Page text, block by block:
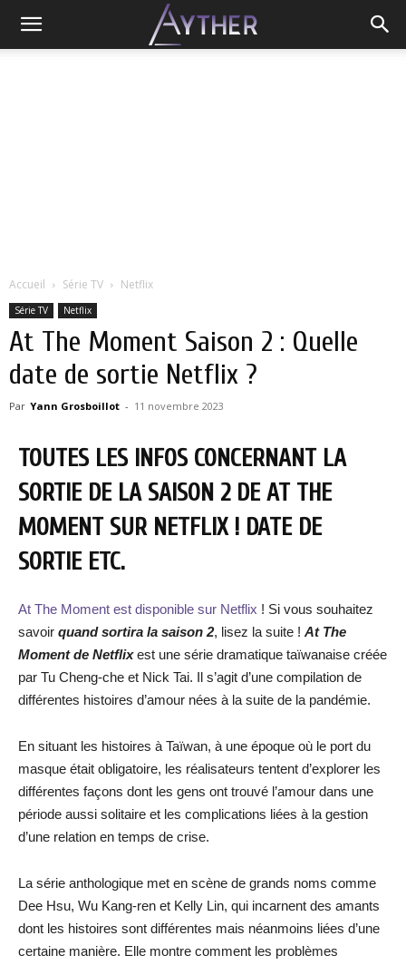
Accueil Série TV Netflix
Série TV Netflix
At The Moment Saison 2 : Quelle
date de sortie Netflix ?
Par Yann Grosboillot - 11 novembre 2023
TOUTES LES INFOS CONCERNANT LA
SORTIE DE LA SAISON 2 DE AT THE
MOMENT SUR NETFLIX ! DATE DE
SORTIE ETC.
At The Moment est disponible sur Netflix ! Si vous souhaitez
savoir quand sortira la saison 2, lisez la suite ! At The
Moment de Netflixest une série dramatique taïwanaise créée
par Tu Cheng-che et Nick Tai. Il s’agit d’une compilation de
différentes histoires d’amour nées à la suite de la pandémie.
En situant les histoires à Taïwan, à une époque où le port du
masque était obligatoire, les réalisateurs tentent d’explorer les
différentes façons dont les gens ont trouvé l’amour dans une
période aussi solitaire et les complications liées à la gestion
d’une relation en temps de crise.
La série anthologique met en scène de grands noms comme
Dee Hsu, Wu Kang-ren et Kelly Lin, qui incarnent des amants
dont les histoires sont différentes mais néanmoins liées d’une
certaine manière. Elle montre comment les problèmes